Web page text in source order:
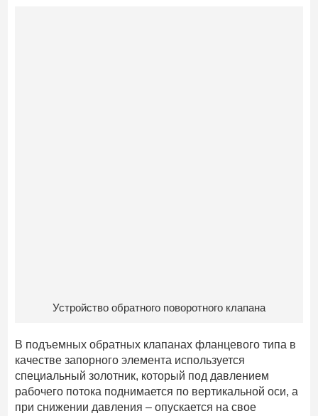
Устройство обратного поворотного клапана
В подъемных обратных клапанах фланцевого типа в
качестве запорного элемента используется
специальный золотник, который под давлением
рабочего потока поднимается по вертикальной оси, а
при снижении давления – опускается на свое